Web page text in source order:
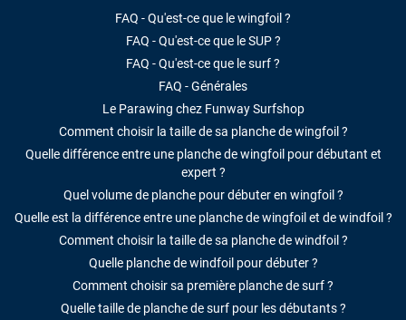
FAQ - Qu'est-ce que le wingfoil ?
FAQ - Qu'est-ce que le SUP ?
FAQ - Qu'est-ce que le surf ?
FAQ - Générales
Le Parawing chez Funway Surfshop
Comment choisir la taille de sa planche de wingfoil ?
Quelle différence entre une planche de wingfoil pour débutant et
expert ?
Quel volume de planche pour débuter en wingfoil ?
Quelle est la différence entre une planche de wingfoil et de windfoil ?
Comment choisir la taille de sa planche de windfoil ?
Quelle planche de windfoil pour débuter ?
Comment choisir sa première planche de surf ?
Quelle taille de planche de surf pour les débutants ?